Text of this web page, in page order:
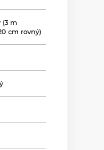
(3 m
cm rovný)